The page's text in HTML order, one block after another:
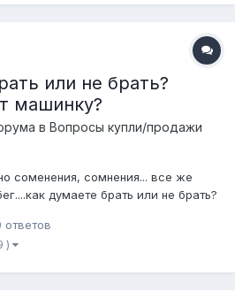
или не брать?
машинку?
в Вопросы купли/продажи
соменения, сомнения... все же
думаете брать или не брать?
ржавчины, чтоб все
и т.д.)? Вот ссылка на
ответов
)